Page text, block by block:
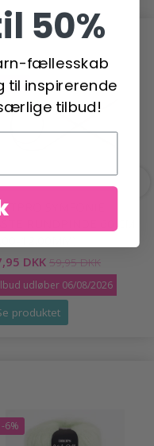
-20%
SYMFONIE
DKK 59,95 DKK
udløber 06/08/2026
produktet
-6%
50%
fællesskab
til inspirerende
tilbud!